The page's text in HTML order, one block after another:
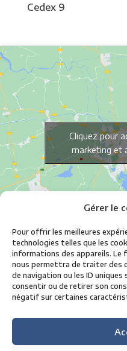
Gérer le
Pour offrir les meilleures
technologies telles que les
informations des appareils. Le
nous permettra de traiter des
de navigation ou les ID uniques
consentir ou de retirer son
négatif sur certaines
Cedex 9
Cliquez pour
marketing et